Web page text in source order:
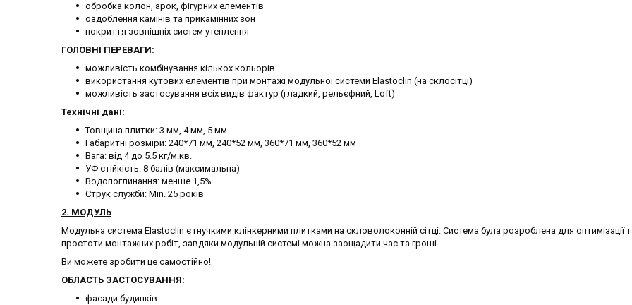
обробка колон, арок, фігурних елементів
оздоблення камінів та прикамінних зон
покриття зовнішніх систем утеплення
ГОЛОВНІ ПЕРЕВАГИ:
можливість комбінування кількох кольорів
використання кутових елементів при монтажі модульної системи Elastoclin (на склосітці)
можливість застосування всіх видів фактур (гладкий, рельєфний, Loft)
Технічні дані:
Товщина плитки: 3 мм, 4 мм, 5 мм
Габаритні розміри: 240*71 мм, 240*52 мм, 360*71 мм, 360*52 мм
Вага: від 4 до 5.5 кг/м.кв.
УФ стійкість: 8 балів (максимальна)
Водопоглинання: менше 1,5%
Струк служби: Min. 25 років
2. МОДУЛЬ
Модульна система Elastoclin є гнучкими клінкерними плитками на скловолоконній сітці. Система була розроблена для оптимізації
простоти монтажних робіт, завдяки модульній системі можна заощадити час та гроші.
Ви можете зробити це самостійно!
ОБЛАСТЬ ЗАСТОСУВАННЯ:
фасади будинків